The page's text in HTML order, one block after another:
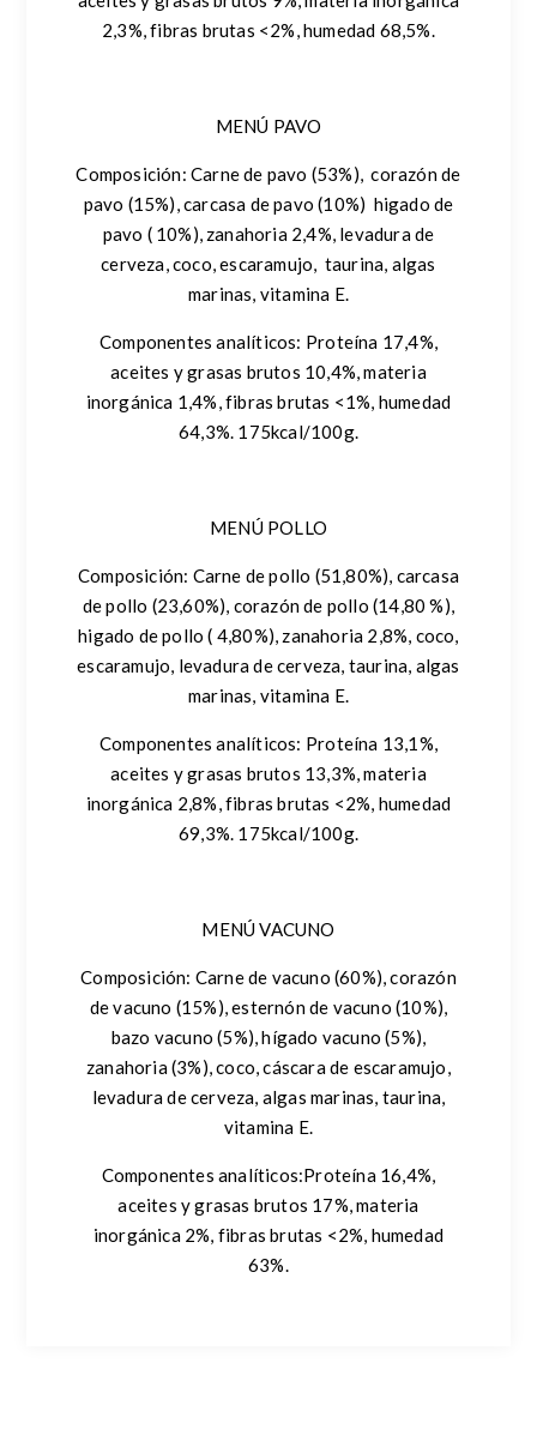
2,3%, fibras brutas <2%, humedad 68,5%.
MENÚ PAVO
Composición: Carne de pavo (53%), corazón de
pavo (15%), carcasa de pavo (10%) higado de
pavo ( 10%), zanahoria 2,4%, levadura de
cerveza, coco, escaramujo, taurina, algas
marinas, vitamina E.
Componentes analíticos: Proteína 17,4%,
aceites y grasas brutos 10,4%, materia
inorgánica 1,4%, fibras brutas <1%, humedad
64,3%. 175kcal/100g.
MENÚ POLLO
Composición: Carne de pollo (51,80%), carcasa
de pollo (23,60%), corazón de pollo (14,80 %),
higado de pollo ( 4,80%), zanahoria 2,8%, coco,
escaramujo, levadura de cerveza, taurina, algas
marinas, vitamina E.
Componentes analíticos: Proteína 13,1%,
aceites y grasas brutos 13,3%, materia
inorgánica 2,8%, fibras brutas <2%, humedad
69,3%. 175kcal/100g.
MENÚ VACUNO
Composición: Carne de vacuno (60%), corazón
de vacuno (15%), esternón de vacuno (10%),
bazo vacuno (5%), hígado vacuno (5%),
zanahoria (3%), coco, cáscara de escaramujo,
levadura de cerveza, algas marinas, taurina,
vitamina E.
Componentes analíticos:Proteína 16,4%,
aceites y grasas brutos 17%, materia
inorgánica 2%, fibras brutas <2%, humedad
63%.